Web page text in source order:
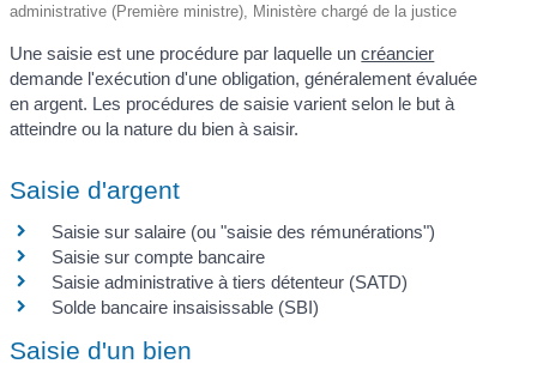
administrative (Première ministre), Ministère chargé de la justice
Une saisie est une procédure par laquelle uncréancier
demande l'exécution d'une obligation, généralement évaluée
en argent. Les procédures de saisie varient selon le but à
atteindre ou la nature du bien à saisir.
Saisie d'argent
Saisie sur salaire (ou "saisie des rémunérations")
Saisie sur compte bancaire
Saisie administrative à tiers détenteur (SATD)
Solde bancaire insaisissable (SBI)
Saisie d'un bien